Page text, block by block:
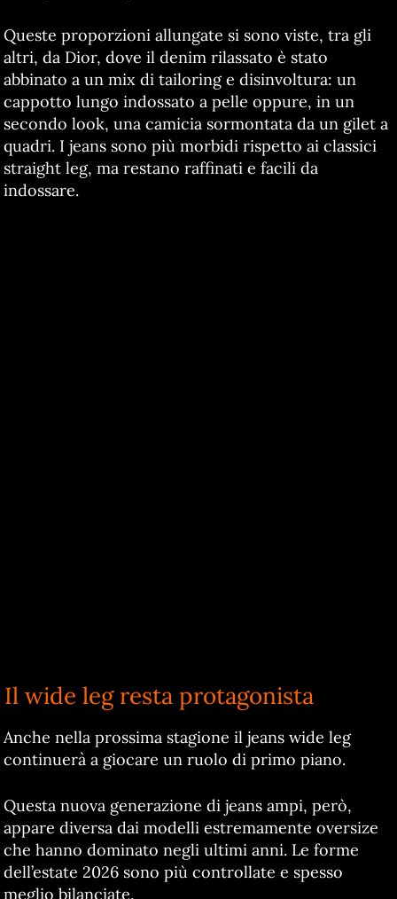
Queste proporzioni allungate si sono viste, tra gli
altri, da Dior, dove il denim rilassato è stato
abbinato a un mix di tailoring e disinvoltura: un
cappotto lungo indossato a pelle oppure, in un
secondo look, una camicia sormontata da un gilet a
quadri. I jeans sono più morbidi rispetto ai classici
straight leg, ma restano raffinati e facili da
indossare.
Il wide leg resta protagonista
Anche nella prossima stagione il jeans wide leg
continuerà a giocare un ruolo di primo piano.
Questa nuova generazione di jeans ampi, però,
appare diversa dai modelli estremamente oversize
che hanno dominato negli ultimi anni. Le forme
dell’estate 2026 sono più controllate e spesso
meglio bilanciate.